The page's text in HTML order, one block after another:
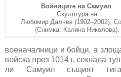
Войниците на Самуил
Скулптура на
Любомир Далчев (1902–2002),
(Снимка: Калина Николова).
военачалници и бойци, а
войска през 1014 г. секнала
ли Самуил същият